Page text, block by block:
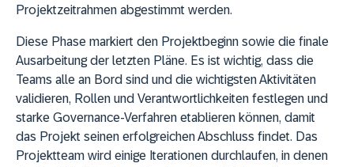
Projektzeitrahmen abgestimmt werden.
Diese Phase markiert den Projektbeginn sowie die finale
Ausarbeitung der letzten Pläne. Es ist wichtig, dass die
Teams alle an Bord sind und die wichtigsten Aktivitäten
validieren, Rollen und Verantwortlichkeiten festlegen und
starke Governance-Verfahren etablieren können, damit
das Projekt seinen erfolgreichen Abschluss findet. Das
Projektteam wird einige Iterationen durchlaufen, in denen